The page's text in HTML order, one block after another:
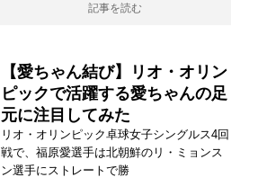
記事を読む
【愛ちゃん結び】リオ・オリン
ピックで活躍する愛ちゃんの足
元に注目してみた
リオ・オリンピック卓球女子シングルス4回
戦で、福原愛選手は北朝鮮のリ・ミョンス
ン選手にストレートで勝